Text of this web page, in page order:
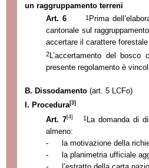
un raggruppamento terreni
Art. 6
1Prima
cantonale sul
accertare il carattere
2 L’accertamento del
presente regolamento è
B. Dissodamento(art. 5 LCFo)
I. Procedura[3]
Art. 7[4] 1La domanda di
almeno:
-
la motivazione della
-
la planimetria ufficiale